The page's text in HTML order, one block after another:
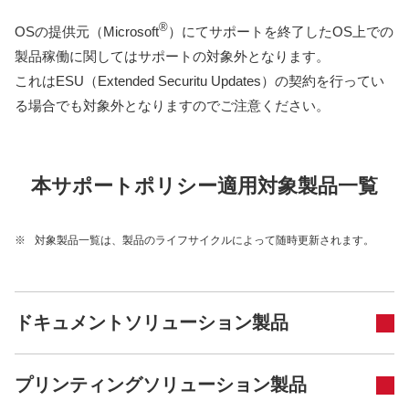
OSの提供元（Microsoft®）にてサポートを終了したOS上での
製品稼働に関してはサポートの対象外となります。
これはESU（Extended Securitu Updates）の契約を行ってい
る場合でも対象外となりますのでご注意ください。
本サポートポリシー適用対象製品一覧
※ 対象製品一覧は、製品のライフサイクルによって随時更新されます。
ドキュメントソリューション製品
プリンティングソリューション製品